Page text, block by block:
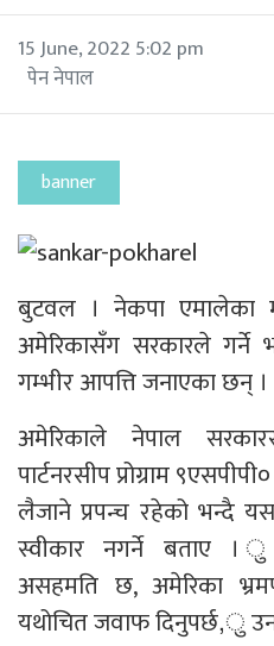
15 June, 2022 5:02 pm
पेन नेपाल
banner
बुटवल । नेकपा एमालेका
अमेरिकासँग सरकारले गर्ने
गम्भीर आपत्ति जनाएका छन् ।
अमेरिकाले नेपाल
पार्टनरसीप प्रोग्राम
लैजाने प्रपन्च रहेको भन्दै
स्वीकार नगर्ने बताए ।
असहमति छ, अमेरिका
यथोचित जवाफ दिनुपर्छ,ु